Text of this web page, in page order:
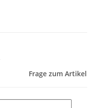
Frage zum Artikel